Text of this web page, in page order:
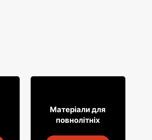
35 99
Матеріали для
повнолітніх